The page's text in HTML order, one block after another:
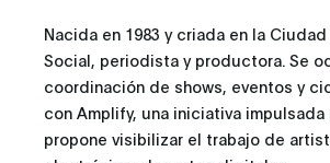
Nacida en 1983 y criada en la
Social, periodista y productora. Se
coordinación de shows, eventos y
con Amplify, una iniciativa
propone visibilizar el trabajo de